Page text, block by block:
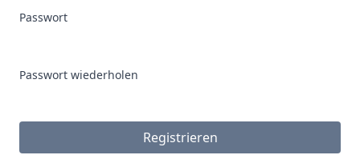
Passwort
Passwort wiederholen
Registrieren